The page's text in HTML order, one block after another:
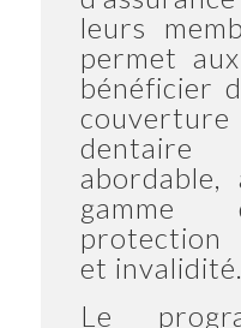
leurs
permet
bénéficier
gamme
protection
et invalidité.
Le